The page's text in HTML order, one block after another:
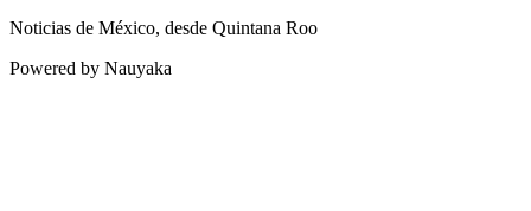
Noticias de México, desde Quintana Roo
Powered by Nauyaka